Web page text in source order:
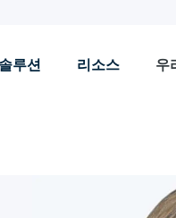
솔루션 리소스 우